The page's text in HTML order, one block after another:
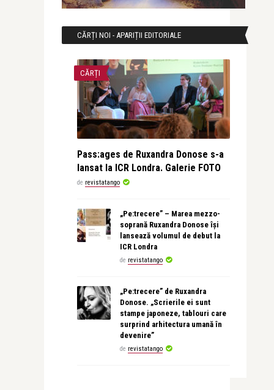
CĂRȚI NOI - APARIȚII EDITORIALE
CĂRȚI
Pass:ages de Ruxandra Donose s-a
lansat la ICR Londra. Galerie FOTO
de revistatango
„Pe:trecere” – Marea mezzo-
soprană Ruxandra Donose își
lansează volumul de debut la
ICR Londra
de revistatango
„Pe:trecere” de Ruxandra
Donose. „Scrierile ei sunt
stampe japoneze, tablouri care
surprind arhitectura umană în
devenire”
de revistatango